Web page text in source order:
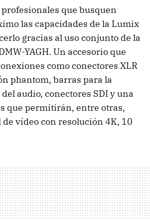
que busquen
las capacidades de la Lumix
gracias al uso conjunto de la
YAGH. Un accesorio que
como conectores XLR
phantom, barras para la
audio, conectores SDI y una
que permitirán, entre otras,
de vídeo con resolución 4K, 10